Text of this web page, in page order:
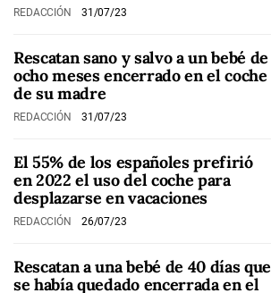
REDACCIÓN 31/07/23
Rescatan sano y salvo a un bebé de
ocho meses encerrado en el coche
de su madre
REDACCIÓN 31/07/23
El 55% de los españoles prefirió
en 2022 el uso del coche para
desplazarse en vacaciones
REDACCIÓN 26/07/23
Rescatan a una bebé de 40 días que
se había quedado encerrada en el